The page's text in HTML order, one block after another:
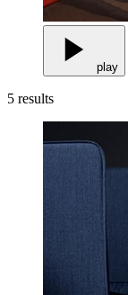
play
5 results